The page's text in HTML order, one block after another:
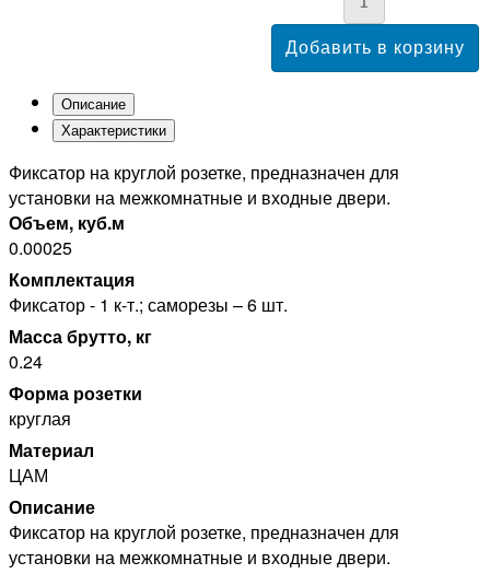
Описание
Характеристики
Фиксатор на круглой розетке, предназначен для
установки на межкомнатные и входные двери.
Объем, куб.м
0.00025
Комплектация
Фиксатор - 1 к-т.; саморезы – 6 шт.
Масса брутто, кг
0.24
Форма розетки
круглая
Материал
ЦАМ
Описание
Фиксатор на круглой розетке, предназначен для
установки на межкомнатные и входные двери.